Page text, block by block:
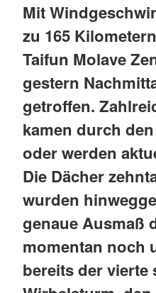
Mit
zu 165
Taifun Molave
gestern
getroffen.
kamen durch
oder werden
Die Dächer
wurden
genaue Ausmaß
momentan noch
bereits der vierte